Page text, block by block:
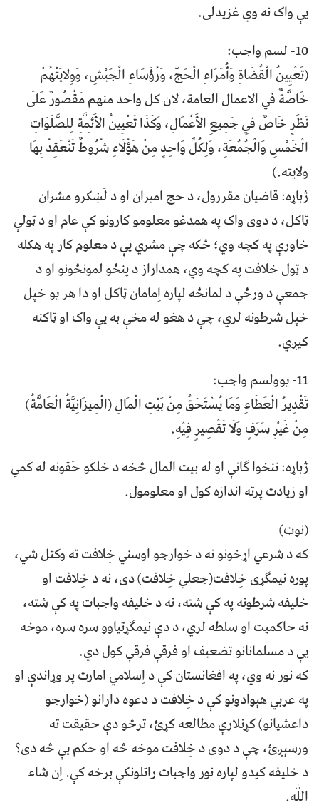
يې واک نه وي غزيدلى.
10- لسم واجب:
(تَعْيِينُ الْقُضَاةِ وَأُمَرَاءِ الْحَجّ، وَرُؤَسَاءِ الْجَيْشِ، وَوِلايَتْهُمْ
خَاصَّةٌ في الاعمال العامة، لان کل واحد منهم مَقْصُورٌ عَلَى
نَظَرٍ خَاصٌ فِي جَمِيعِ الأَعْمَالِ، وَكَذَا تَعْيِينُ الأَئِمَّةِ لِلصَّلَوَاتِ
الْخَمْسِ وَالْجُمُعَةِ، وَلِكُلِّ وَاحِدٍ مِنْ هَؤُلَاءِ شُرُوطٌ تَنْعَقِدُ بِهَا
ولايته.)
ژباړه: قاضيان مقررول، د حج اميران او د لَښكرو مشران
ټاکل، د دوی واک په همدغو معلومو كارونو کې عام او د ټولې
خاورې په کچه وي؛ ځکه چې مشري یې د معلوم کار په هكله
د ټول خلافت په کچه وي، همداراز د پنځو لمونځونو او د
جمعې د ورځې د لمانځه لپاره اِمامان ټاكل او دا هر يو خپل
خپل شرطونه لري، چې د هغو له مخې به يې واک او ټاکنه
کيږي.
11- يوولسم واجب:
تَقْدِيرُ الْعَطَاءِ وَمَا يُسْتَحَقُ مِنْ بَيْتِ الْمَالِ (الْمِيزَانِيَّةُ الْعَامَّةُ)
مِنْ غَيْرِ سَرَفٍ وَلَا تَقْصِيرٍ فِيْهِ.
ژباړه: تنخوا ګانې او له بيت المال څخه د خلكو حَقونه له کمي
او زيادت پرته اندازه کول او معلومول.
(نوټ)
که د شرعي اړخونو نه د خوارجو اوسني خِلافت ته وکتل شي،
پوره نيمګړی خِلافت(جعلي خِلافت) دی، نه د خِلافت او
خليفه شرطونه په کې شته، نه د خليفه واجبات په کې شته،
نه حاکميت او سلطه لري، د دې نيمګړتياوو سره سره، موخه
يې د مسلمانانو تضعیف او فرقې فرقې کول دي.
که نور نه وي، په افغانستان کې د اِسلامي امارت پر وړاندې او
په عربي هېوادونو کې د خِلافت د دعوه دارانو (خوارجو
داعشیانو) کړنلارې مطالعه کړئ، ترڅو دې حقيقت ته
ورسېږئ، چې د دوی د خِلافت موخه څه او حکم يې څه دی؟
د خليفه کيدو لپاره نور واجبات راتلونکې برخه کې. اِن شاء
اللّٰه.